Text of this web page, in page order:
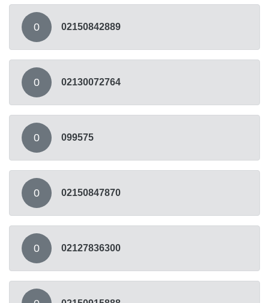
0 02150842889
0 02130072764
0 099575
0 02150847870
0 02127836300